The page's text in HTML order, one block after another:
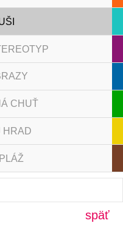
CHUŤ
HRAD
späť